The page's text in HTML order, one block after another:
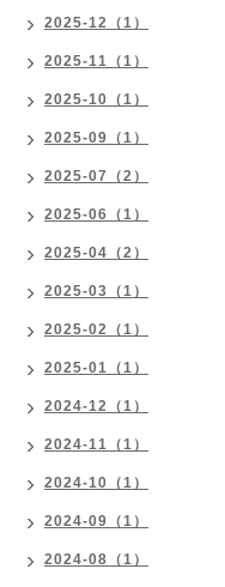
2025-12（1）
2025-11（1）
2025-10（1）
2025-09（1）
2025-07（2）
2025-06（1）
2025-04（2）
2025-03（1）
2025-02（1）
2025-01（1）
2024-12（1）
2024-11（1）
2024-10（1）
2024-09（1）
2024-08（1）